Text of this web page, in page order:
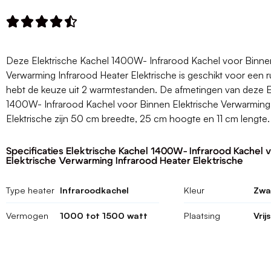

Deze Elektrische Kachel 1400W- Infrarood Kachel voor
Verwarming Infrarood Heater Elektrische is geschikt voor een
hebt de keuze uit 2 warmtestanden. De afmetingen van deze
1400W- Infrarood Kachel voor Binnen Elektrische
Elektrische zijn 50 cm breedte, 25 cm hoogte en 11 cm
Specificaties Elektrische Kachel 1400W- Infrarood Kachel
Elektrische Verwarming Infrarood Heater Elektrische
Type heater Infraroodkachel
Vermogen 1000 tot 1500 watt
Kleur
Plaatsing